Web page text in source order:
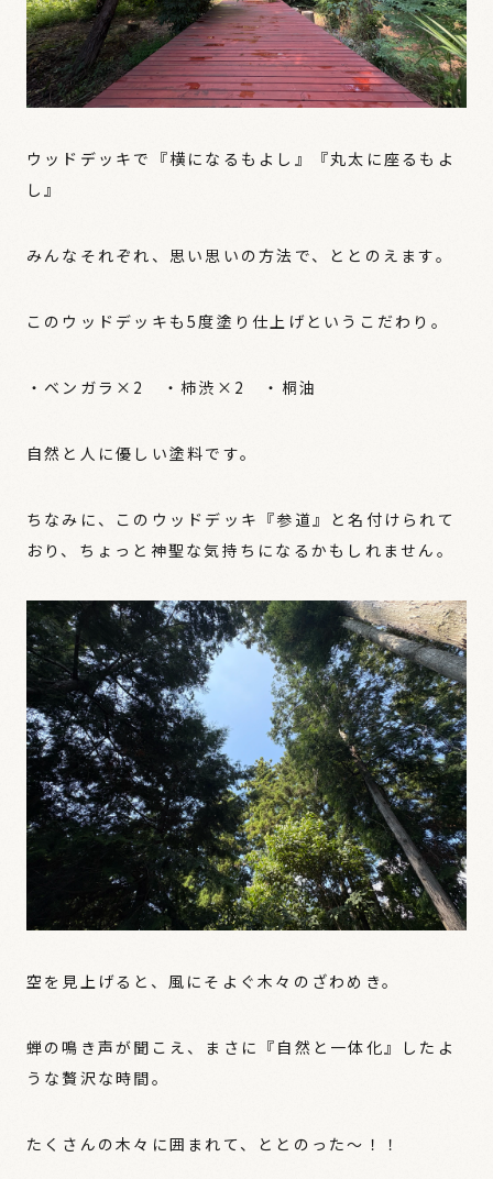
ウッドデッキで『横になるもよし』『丸太に座るもよ
し』
みんなそれぞれ、思い思いの方法で、ととのえます。
このウッドデッキも5度塗り仕上げというこだわり。
・ベンガラ×2 ・柿渋×2 ・桐油
自然と人に優しい塗料です。
ちなみに、このウッドデッキ『参道』と名付けられて
おり、ちょっと神聖な気持ちになるかもしれません。
空を見上げると、風にそよぐ木々のざわめき。
蝉の鳴き声が聞こえ、まさに『自然と一体化』したよ
うな贅沢な時間。
たくさんの木々に囲まれて、ととのった〜！！